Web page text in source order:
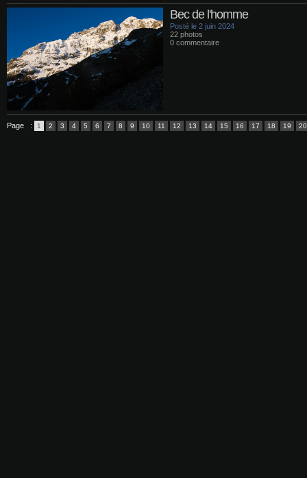
Bec de l'homme
Posté le 2 juin 2024
22 photos
0 commentaire
Page : 1 2 3 4 5 6 7 8 9 10 11 12 13 14 15 16 17 18 19 20